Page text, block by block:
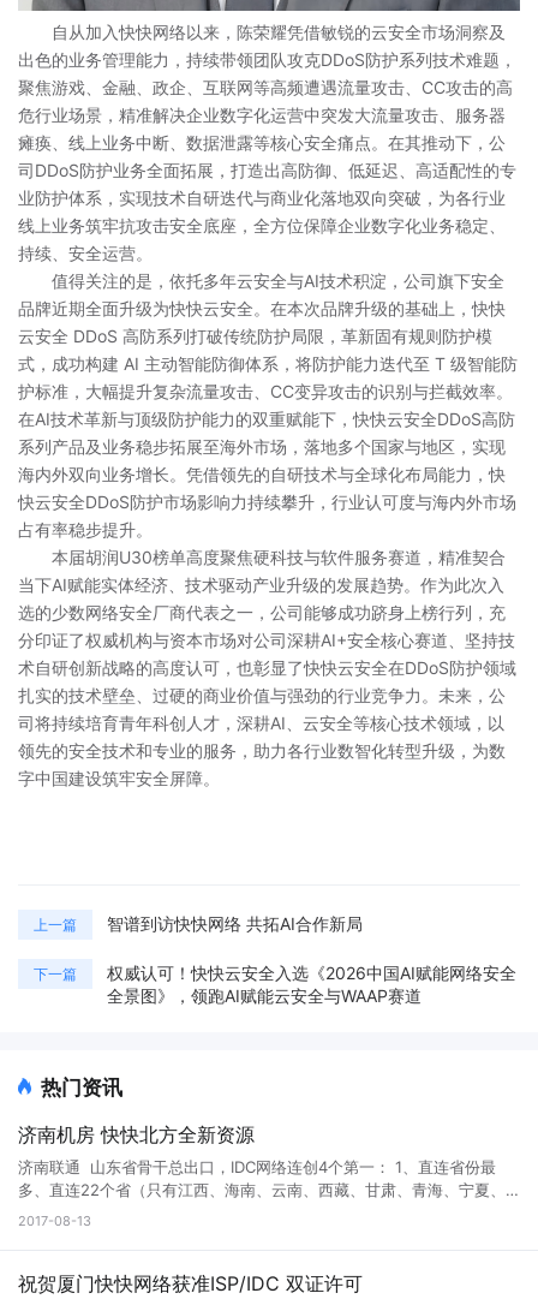
自从加入快快网络以来，陈荣耀凭借敏锐的云安全市场洞察及
出色的业务管理能力，持续带领团队攻克DDoS防护系列技术难题，
聚焦游戏、金融、政企、互联网等高频遭遇流量攻击、CC攻击的高
危行业场景，精准解决企业数字化运营中突发大流量攻击、服务器
瘫痪、线上业务中断、数据泄露等核心安全痛点。在其推动下，公
司DDoS防护业务全面拓展，打造出高防御、低延迟、高适配性的专
业防护体系，实现技术自研迭代与商业化落地双向突破，为各行业
线上业务筑牢抗攻击安全底座，全方位保障企业数字化业务稳定、
持续、安全运营。
值得关注的是，依托多年云安全与AI技术积淀，公司旗下安全
品牌近期全面升级为快快云安全。在本次品牌升级的基础上，快快
云安全 DDoS 高防系列打破传统防护局限，革新固有规则防护模
式，成功构建 AI 主动智能防御体系，将防护能力迭代至 T 级智能防
护标准，大幅提升复杂流量攻击、CC变异攻击的识别与拦截效率。
在AI技术革新与顶级防护能力的双重赋能下，快快云安全DDoS高防
系列产品及业务稳步拓展至海外市场，落地多个国家与地区，实现
海内外双向业务增长。凭借领先的自研技术与全球化布局能力，快
快云安全DDoS防护市场影响力持续攀升，行业认可度与海内外市场
占有率稳步提升。
本届胡润U30榜单高度聚焦硬科技与软件服务赛道，精准契合
当下AI赋能实体经济、技术驱动产业升级的发展趋势。作为此次入
选的少数网络安全厂商代表之一，公司能够成功跻身上榜行列，充
分印证了权威机构与资本市场对公司深耕AI+安全核心赛道、坚持技
术自研创新战略的高度认可，也彰显了快快云安全在DDoS防护领域
扎实的技术壁垒、过硬的商业价值与强劲的行业竞争力。未来，公
司将持续培育青年科创人才，深耕AI、云安全等核心技术领域，以
领先的安全技术和专业的服务，助力各行业数智化转型升级，为数
字中国建设筑牢安全屏障。
上一篇 智谱到访快快网络 共拓AI合作新局
下一篇
权威认可！快快云安全入选《2026中国AI赋能网络安全
全景图》，领跑AI赋能云安全与WAAP赛道
热门资讯
济南机房 快快北方全新资源
济南联通 山东省骨干总出口，IDC网络连创4个第一： 1、直连省份最
多、直连22个省（只有江西、海南、云南、西藏、甘肃、青海、宁夏、
新疆没有直连）。第二名是北京，直连20个省。 2、出省带宽最多，已经
联通核心资源已由快快网络山东分公司独家签约。 服务器机型：16核
2017-08-13
祝贺厦门快快网络获准ISP/IDC 双证许可